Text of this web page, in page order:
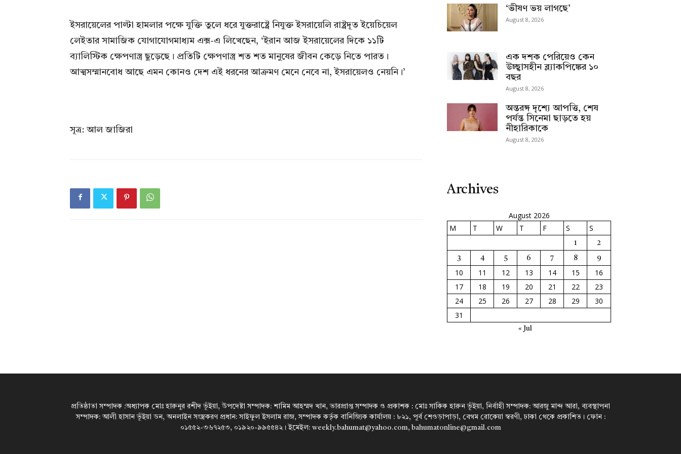
ইসরায়েলের পাল্টা হামলার পক্ষে যুক্তি তুলে ধরে যুক্তরাষ্ট্রে নিযুক্ত ইসরায়েলি রাষ্ট্রদূত ইয়েচিয়েল
লেইতার সামাজিক যোগাযোগমাধ্যম এক্স-এ লিখেছেন, ‘ইরান আজ ইসরায়েলের দিকে ১১টি
ব্যালিস্টিক ক্ষেপণাস্ত্র ছুড়েছে। প্রতিটি ক্ষেপণাস্ত্র শত শত মানুষের জীবন কেড়ে নিতে পারত।
আত্মসম্মানবোধ আছে এমন কোনও দেশ এই ধরনের আক্রমণ মেনে নেবে না, ইসরায়েলও নেয়নি।’
সূত্র: আল জাজিরা
‘ভীষণ ভয় লাগছে’
August 8, 2026
এক দশক পেরিয়েও কেন
উচ্ছ্বাসহীন ব্ল্যাকপিঙ্কের ১০
বছর
August 8, 2026
অন্তরঙ্গ দৃশ্যে আপত্তি, শেষ
পর্যন্ত সিনেমা ছাড়তে হয়
নীহারিকাকে
August 8, 2026
Archives
August 2026
M
T W T F S S
1 2
3 4 5 6 7 8 9
10 11 12 13 14 15
16
17
18 19 20 21 22
23
24
25 26 27 28 29
30
31
« Jul
প্রতিষ্ঠাতা সম্পাদক :অধ্যাপক মোঃ হারুনুর রশীদ ভূঁইয়া, উপদেষ্টা সম্পাদক: শামিম আহম্মদ খান, ভারপ্রাপ্ত সম্পাদক ও প্রকাশক : মোঃ সাকিক হারুন ভূঁইয়া, নির্বাহী সম্পাদক: আরজু মান্দ আরা, ব্যবস্থাপনা
সম্পাদক: আলী হাসান ভূঁইয়া ডন, অনলাইন সংস্ত্রকরণ প্রধান: সাইফুল ইসলাম রাজ, সম্পাদক কর্তৃক বানিজ্যিক কার্যালয় : ৮২১, পূর্ব শেওড়াপাড়া, বেগম রোকেয়া স্বরণী, ঢাকা থেকে প্রকাশিত। ফোন :
০১৫৫২-৩৬৭২৫৩, ০১৯২০-৯৯৫৫৪২। ইমেইল: weekly.bahumat@yahoo.com, bahumatonline@gmail.com